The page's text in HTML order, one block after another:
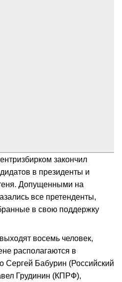
закончил
в президенты и
Допущенными на
все претенденты,
в свою поддержку
восемь человек,
располагаются в
Сергей Бабурин (Российский
Грудинин (КПРФ),